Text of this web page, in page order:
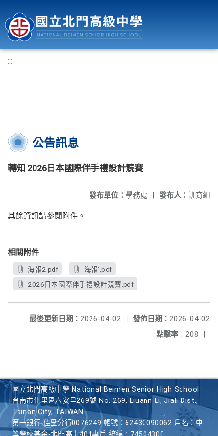
:::
公告訊息
轉知 2026日本國際伴手禮設計競賽
發布人： 訓育組
發布單位： 學務處 |
其餘資訊請參閱附件。
相關附件
海報2.pdf
海報'.pdf
2026日本國際伴手禮設計競賽.pdf
發佈日期： 2026-04-02
最後更新日期： 2026-04-02
|
點擊率： 208 |
國立北門高級中學 National Beimen Senior High School
台南市佳里區六安里269號 No. 269, Liuann Li, Jiali Dist.,
Tainan City, TAIWAN
第一銀行 佳里分行0076249 帳號：62430090062 戶名：中
等學校基金-北門高中401專戶 統編：74504300